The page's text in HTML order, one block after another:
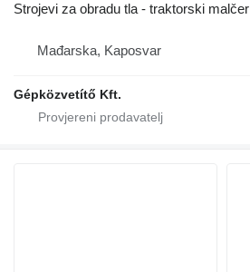
Strojevi za obradu tla - traktorski malčer
Mađarska, Kaposvar
Gépközvetítő Kft.